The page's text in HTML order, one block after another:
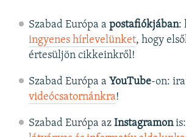
Szabad Európa a postafiókjában:
ingyenes hírlevelünket, hogy
értesüljön cikkeinkről!
Szabad Európa a YouTube-on:
videócsatornánkra!
Szabad Európa az Instagramonis: